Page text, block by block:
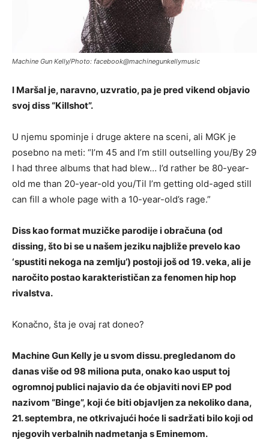
Machine Gun Kelly/Photo: facebook@machinegunkellymusic
I Maršal je, naravno, uzvratio, pa je pred vikend objavio
svoj diss “Killshot”.
U njemu spominje i druge aktere na sceni, ali MGK je
posebno na meti: “I’m 45 and I’m still outselling you/By 29
I had three albums that had blew… I’d rather be 80-year-
old me than 20-year-old you/Til I’m getting old-aged still
can fill a whole page with a 10-year-old’s rage.”
Diss kao format muzičke parodije i obračuna (od
dissing, što bi se u našem jeziku najbliže prevelo kao
‘spustiti nekoga na zemlju’) postoji još od 19. veka, ali je
naročito postao karakterističan za fenomen hip hop
rivalstva.
Konačno, šta je ovaj rat doneo?
Machine Gun Kelly je u svom dissu. pregledanom do
danas više od 98 miliona puta, onako kao usput toj
ogromnoj publici najavio da će objaviti novi EP pod
nazivom “Binge”, koji će biti objavljen za nekoliko dana,
21. septembra, ne otkrivajući hoće li sadržati bilo koji od
njegovih verbalnih nadmetanja s Eminemom.